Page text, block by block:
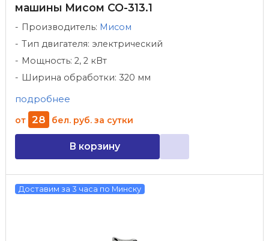
машины Мисом СО-313.1
Производитель: Мисом
Тип двигателя: электрический
Мощность: 2, 2 кВт
Ширина обработки: 320 мм
подробнее
от 28 бел. руб. за сутки
В корзину
Доставим за 3 часа по Минску